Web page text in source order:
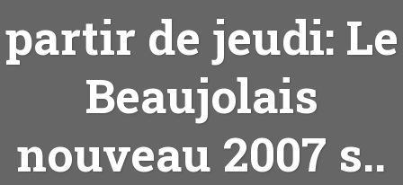
partir de jeudi: Le
Beaujolais
nouveau 2007 s..